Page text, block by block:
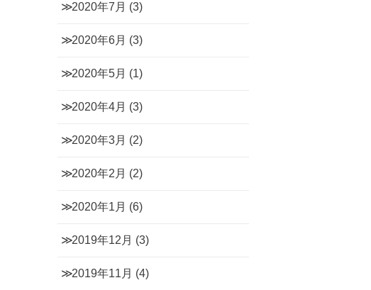
2020年7月 (3)
2020年6月 (3)
2020年5月 (1)
2020年4月 (3)
2020年3月 (2)
2020年2月 (2)
2020年1月 (6)
2019年12月 (3)
2019年11月 (4)